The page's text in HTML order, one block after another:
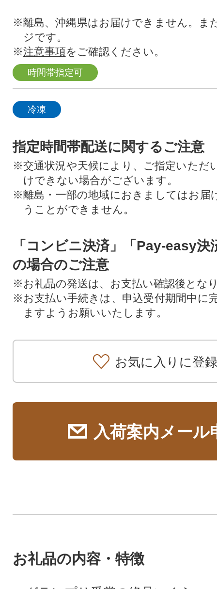
※離島、沖縄県はお届けできません。ま
ジです。
※注意事項をご確認ください。
時間帯指定可
冷凍
指定時間帯配送に関するご注意
※交通状況や天候により、ご指定いただ
けできない場合がございます。
※離島・一部の地域におきましてはお届
うことができません。
「コンビニ決済」「Pay-easy決
の場合のご注意
※お礼品の発送は、お支払い確認後とな
※お支払い手続きは、申込受付期間中に
ますようお願いいたします。
お気に入りに登録
入荷案内メール
お礼品の内容・特徴